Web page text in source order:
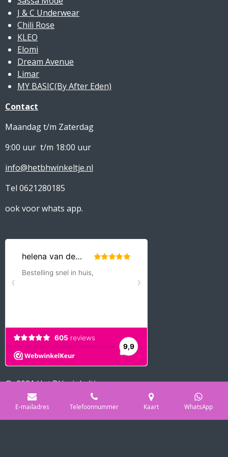
J & C Underwear
Chili Rose
KLEO
Elomi
Dream Avenue
Limar
MY BASIC(By After Eden)
Contact
Maandag t/m Zaterdag
9:00 uur t/m 18:00 uur
info@hetbhwinkeltje.nl
Tel 0621280185
ook voor whats app.
© 2021 Het BH winkeltje
Powered by
E-mailadres Telefoonnummer Kaart WhatsApp